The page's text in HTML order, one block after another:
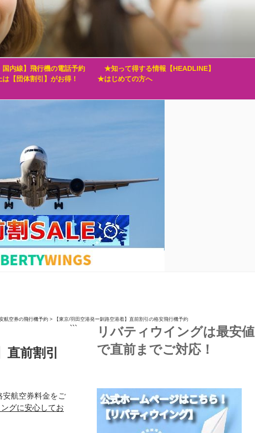
内線】飛行機の電話予約
★知って得する情報【HEADLINE】
【団体割引】がお得！
★はじめての方へ
航空券の飛行機予約 > 【東京/羽田空港発ー釧路空港着】直前割引の格安飛行機予約
直前割引
安航空券料金をご
グに安心してお
リバティウイングは最安値
で直前までご対応！
```